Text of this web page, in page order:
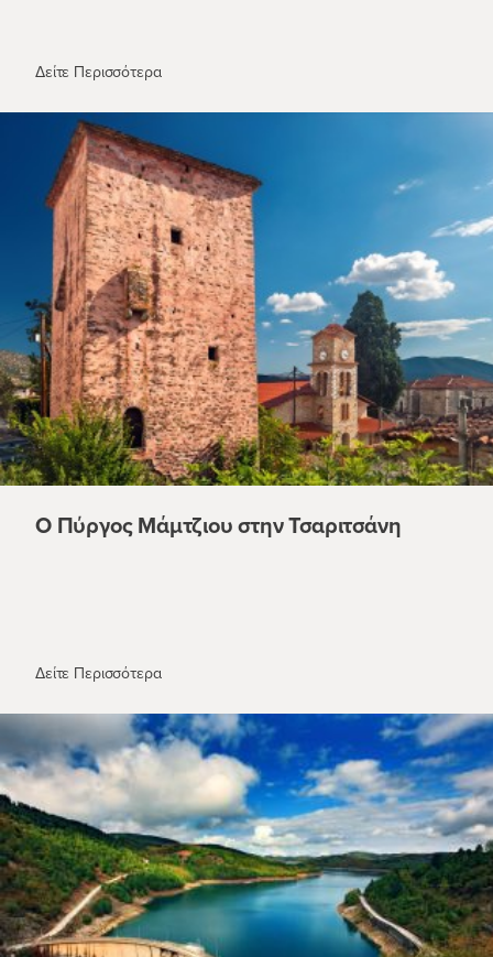
Δείτε ΠερισσότεραΜουσείο της Πόλης του Βόλου
Ο Πύργος Μάμτζιου στην Τσαριτσάνη
Δείτε ΠερισσότεραΟ Πύργος Μάμτζιου στην Τσαριτσάνη